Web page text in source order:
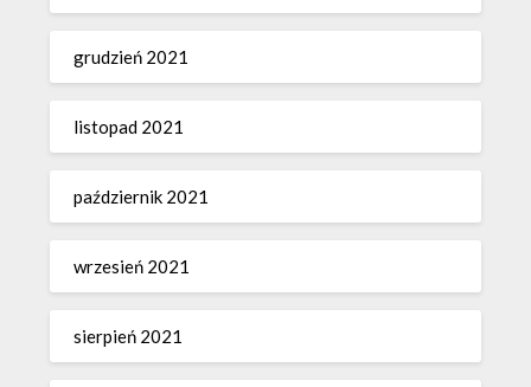
grudzień 2021
listopad 2021
październik 2021
wrzesień 2021
sierpień 2021